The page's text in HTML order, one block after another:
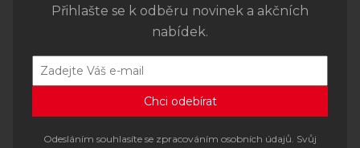
Přihlašte se k odběru novinek a akčních
nabídek.
Odesláním souhlasíte se zpracováním osobních údajů. Svůj